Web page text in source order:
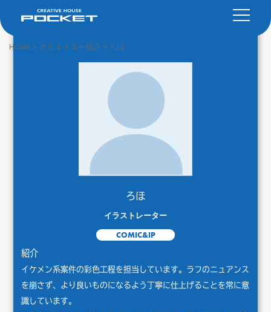
HOME> クリエイター紹介 > ろほ
ろほ
イラストレーター
COMIC&IP
紹介
イケメン系案件の彩色工程を担当しています。ラフのニュアンス
を崩さず、より良いものになるよう丁寧に仕上げることを常に意
識しています。